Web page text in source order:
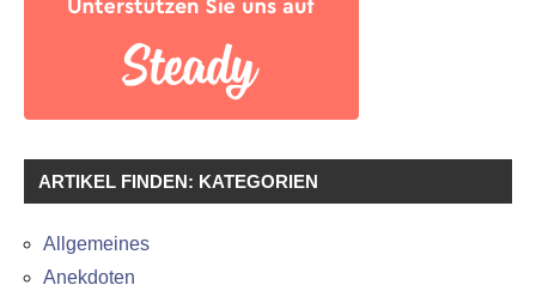
ARTIKEL FINDEN: KATEGORIEN
Allgemeines
Anekdoten